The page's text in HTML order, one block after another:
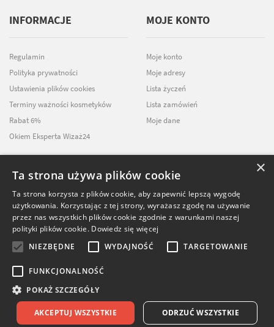
INFORMACJE
Regulamin
Polityka prywatności
Ustawienia plików cookies
Terminy ważności kosmetyków
Rabat 6%
Okiem Eksperta Wizaż24
MOJE KONTO
Moje konto
Moje adresy
Lista życzeń
Lista zamówień
Moje dane
NEWSLETTER
ZAPISZ SIĘ DO
NASZEGO NEWSLETTERA
© Softika.pl 2026
×
Ta strona używa plików cookie
Ta strona korzysta z plików cookie, aby zapewnić lepszą wygodę
użytkowania. Korzystając z tej strony, wyrażasz zgodę na używanie
przez nas wszystkich plików cookie zgodnie z warunkami naszej
polityki plików cookie. Dowiedz się więcej
NIEZBĘDNE
WYDAJNOŚĆ TARGETOWANIE
FUNKCJONALNOŚĆ
POKAŻ SZCZEGÓŁY
AKCEPTUJ WSZYSTKIE ODRZUĆ WSZYSTKIE